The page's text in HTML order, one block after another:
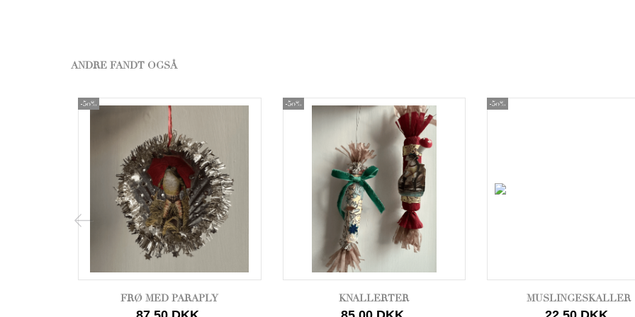
ANDRE FANDT OGSÅ
-50%
FRØ MED PARAPLY
-50%
KNALLERTER
-50%
MUSLINGESKALLER